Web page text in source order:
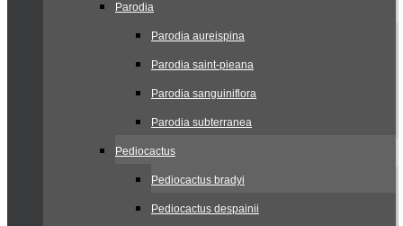
Parodia
Parodia aureispina
Parodia saint-pieana
Parodia sanguiniflora
Parodia subterranea
Pediocactus
Pediocactus bradyi
Pediocactus despainii